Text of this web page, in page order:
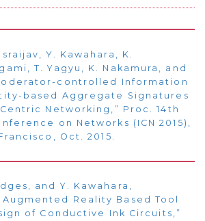
Y. Kawahara, K.
T. Yagyu, K. Nakamura, and
controlled Information
based Aggregate Signatures
Networking,” Proc. 14th
on Networks (ICN 2015),
Oct. 2015.
and Y. Kawahara,
Augmented Reality Based Tool
of Conductive Ink Circuits,”